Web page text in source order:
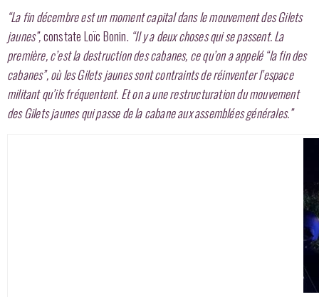
“La fin décembre est un moment capital dans le mouvement des Gilets
jaunes”,constate Loïc Bonin. “Il y a deux choses qui se passent. La
première, c’est la destruction des cabanes, ce qu’on a appelé “la fin des
cabanes”, où les Gilets jaunes sont contraints de réinventer l’espace
militant qu’ils fréquentent. Et on a une restructuration du mouvement
des Gilets jaunes qui passe de la cabane aux assemblées générales.”